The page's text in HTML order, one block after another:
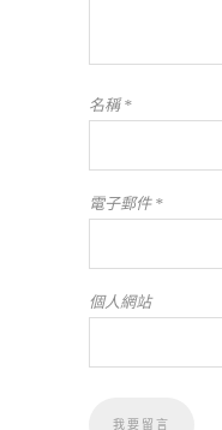
名稱 *
電子郵件 *
個人網站